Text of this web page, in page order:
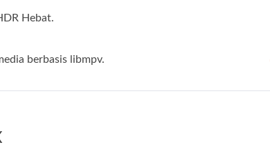
Hebat.
berbasis libmpv.